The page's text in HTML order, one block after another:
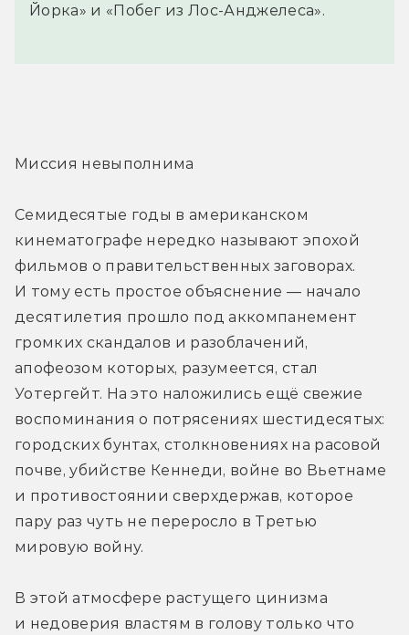
Йорка» и «Побег из Лос-Анджелеса».
Миссия невыполнима
Семидесятые годы в американском
кинематографе нередко называют эпохой
фильмов о правительственных заговорах.
И тому есть простое объяснение — начало
десятилетия прошло под аккомпанемент
громких скандалов и разоблачений,
апофеозом которых, разумеется, стал
Уотергейт. На это наложились ещё свежие
воспоминания о потрясениях шестидесятых:
городских бунтах, столкновениях на расовой
почве, убийстве Кеннеди, войне во Вьетнаме
и противостоянии сверхдержав, которое
пару раз чуть не переросло в Третью
мировую войну.
В этой атмосфере растущего цинизма
и недоверия властям в голову только что